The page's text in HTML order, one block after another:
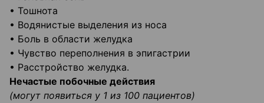
• Тошнота
• Водянистые выделения из носа
• Боль в области желудка
• Чувство переполнения в эпигастрии
• Расстройство желудка.
Нечастые побочные действия
(могут появиться у 1 из 100 пациентов)